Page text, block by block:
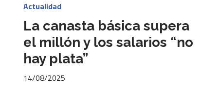
La canasta básica supera
el millón y los salarios “no
hay plata”
Actualidad
14/08/2025